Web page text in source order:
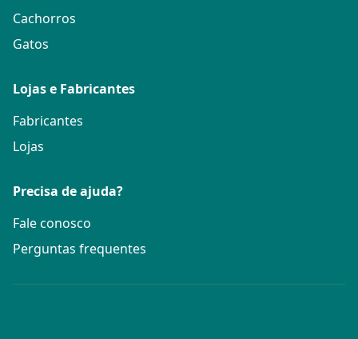
Cachorros
Gatos
Lojas e Fabricantes
Fabricantes
Lojas
Precisa de ajuda?
Fale conosco
Perguntas frequentes